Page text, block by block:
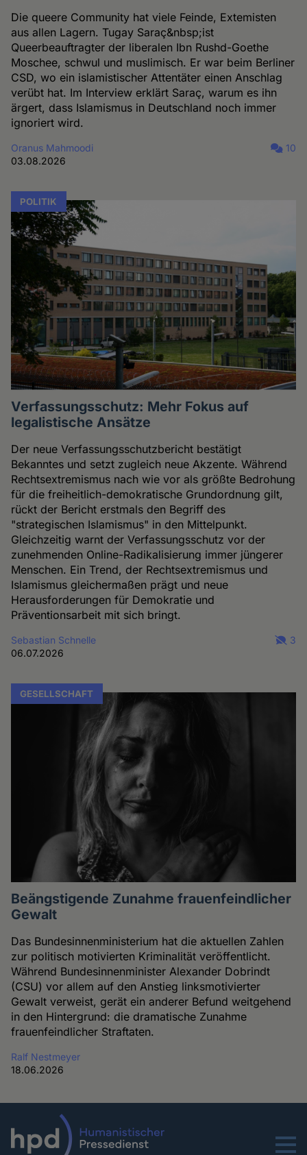
Die queere Community hat viele Feinde, Extemisten
aus allen Lagern. Tugay Saraç&nbsp;ist
Queerbeauftragter der liberalen Ibn Rushd-Goethe
Moschee, schwul und muslimisch. Er war beim Berliner
CSD, wo ein islamistischer Attentäter einen Anschlag
verübt hat. Im Interview erklärt Saraç, warum es ihn
ärgert, dass Islamismus in Deutschland noch immer
ignoriert wird.
Oranus Mahmoodi
03.08.2026
10
POLITIK
Verfassungsschutz: Mehr Fokus auf
legalistische Ansätze
Der neue Verfassungsschutzbericht bestätigt
Bekanntes und setzt zugleich neue Akzente. Während
Rechtsextremismus nach wie vor als größte Bedrohung
für die freiheitlich-demokratische Grundordnung gilt,
rückt der Bericht erstmals den Begriff des
"strategischen Islamismus" in den Mittelpunkt.
Gleichzeitig warnt der Verfassungsschutz vor der
zunehmenden Online-Radikalisierung immer jüngerer
Menschen. Ein Trend, der Rechtsextremismus und
Islamismus gleichermaßen prägt und neue
Herausforderungen für Demokratie und
Präventionsarbeit mit sich bringt.
Sebastian Schnelle
06.07.2026
3
GESELLSCHAFT
Beängstigende Zunahme frauenfeindlicher
Gewalt
Das Bundesinnenministerium hat die aktuellen Zahlen
zur politisch motivierten Kriminalität veröffentlicht.
Während Bundesinnenminister Alexander Dobrindt
(CSU) vor allem auf den Anstieg linksmotivierter
Gewalt verweist, gerät ein anderer Befund weitgehend
in den Hintergrund: die dramatische Zunahme
frauenfeindlicher Straftaten.
Ralf Nestmeyer
18.06.2026
Menu